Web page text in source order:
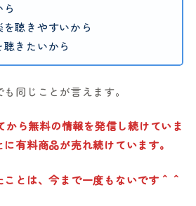
を聴きやすいから
聴きたいから
同じことが言えます。
から無料の情報を発信し続けていま
有料商品が売れ続けています。
とは、今まで一度もないです＾＾